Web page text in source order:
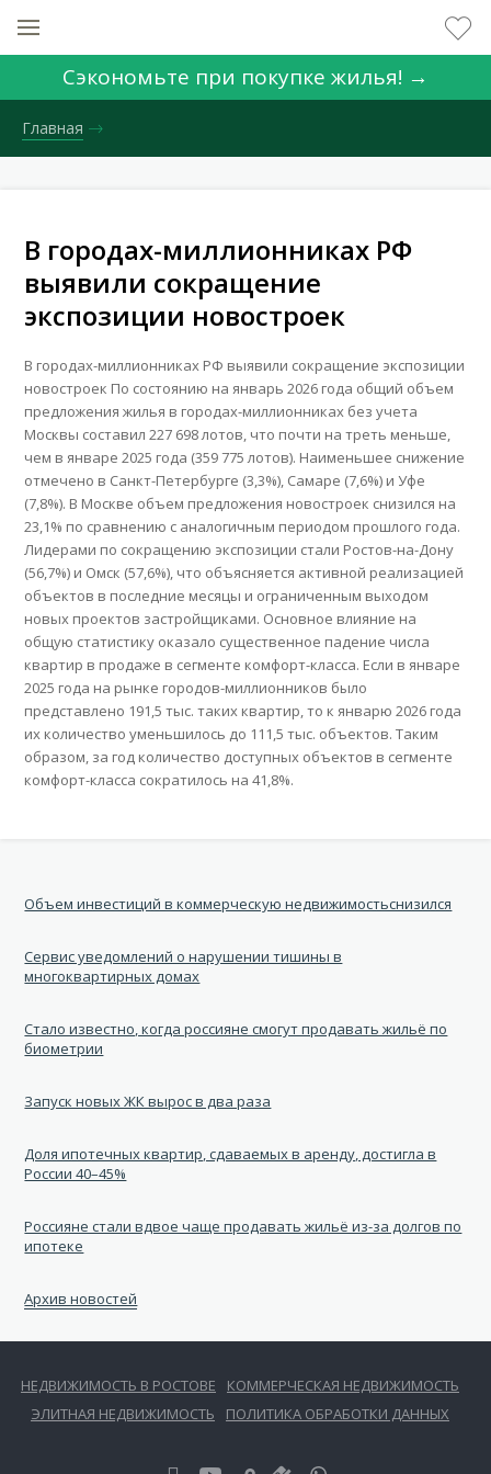
ВХОД ДЛЯ КЛИЕНТОВ
Сэкономьте при покупке жилья! →
Главная
В городах-миллионниках РФ
выявили сокращение
экспозиции новостроек
В городах-миллионниках РФ выявили сокращение экспозиции
новостроек По состоянию на январь 2026 года общий объем
предложения жилья в городах-миллионниках без учета
Москвы составил 227 698 лотов, что почти на треть меньше,
чем в январе 2025 года (359 775 лотов). Наименьшее снижение
отмечено в Санкт-Петербурге (3,3%), Самаре (7,6%) и Уфе
(7,8%). В Москве объем предложения новостроек снизился на
23,1% по сравнению с аналогичным периодом прошлого года.
Лидерами по сокращению экспозиции стали Ростов-на-Дону
(56,7%) и Омск (57,6%), что объясняется активной реализацией
объектов в последние месяцы и ограниченным выходом
новых проектов застройщиками. Основное влияние на
общую статистику оказало существенное падение числа
квартир в продаже в сегменте комфорт-класса. Если в январе
2025 года на рынке городов-миллионников было
представлено 191,5 тыс. таких квартир, то к январю 2026 года
их количество уменьшилось до 111,5 тыс. объектов. Таким
образом, за год количество доступных объектов в сегменте
комфорт-класса сократилось на 41,8%.
Объем инвестиций в коммерческую недвижимостьснизился
Cервис уведомлений о нарушении тишины в
многоквартирных домах
Стало известно, когда россияне смогут продавать жильё по
биометрии
Запуск новых ЖК вырос в два раза
Доля ипотечных квартир, сдаваемых в аренду, достигла в
России 40–45%
Россияне стали вдвое чаще продавать жильё из-за долгов по
ипотеке
Архив новостей
НЕДВИЖИМОСТЬ В РОСТОВЕ
КОММЕРЧЕСКАЯ НЕДВИЖИМОСТЬ
ЭЛИТНАЯ НЕДВИЖИМОСТЬ
ПОЛИТИКА ОБРАБОТКИ ДАННЫХ